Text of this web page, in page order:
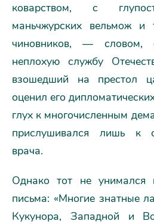
коварством, с
маньчжурских вельмож и
чиновников, — словом,
неплохую службу
взошедший на престол
оценил его
глух к многочисленным
прислушивался лишь к
врача.
Однако тот не унимался
письма: «Многие знатные
Кукунора, Западной и